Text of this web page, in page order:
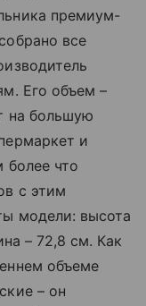
премиум-
все
Его объем –
на большую
и
более что
с этим
модели: высота
– 72,8 см. Как
объеме
– он